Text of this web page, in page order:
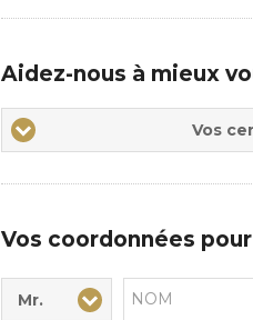
Aidez-nous à mieux
Vos
centres
Vos
Vos coordonnées
Civilité* :
Mr.
Nom* :